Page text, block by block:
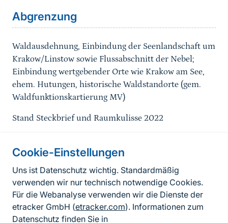
Cookie-Einstellungen
Uns ist Datenschutz wichtig. Standardmäßig
verwenden wir nur technisch notwendige Cookies.
Für die Webanalyse verwenden wir die Dienste der
etracker GmbH (etracker.com). Informationen zum
Datenschutz finden Sie in
Abgrenzung
Waldausdehnung, Einbindung der Seenlandschaft um
Krakow/Linstow sowie Flussabschnitt der Nebel;
Einbindung wertgebender Orte wie Krakow am See,
ehem. Hutungen, historische Waldstandorte (gem.
Waldfunktionskartierung MV)
Stand Steckbrief und Raumkulisse 2022
Informationen zur Seite
FußzeileKontakt zum BfN
Kontaktformular